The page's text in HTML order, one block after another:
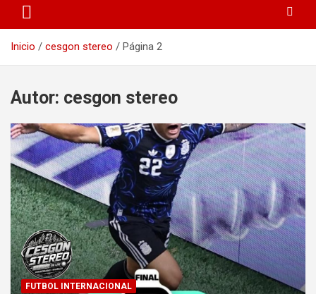
Inicio cesgon stereo Página 2
Autor: cesgon stereo
FUTBOL INTERNACIONAL